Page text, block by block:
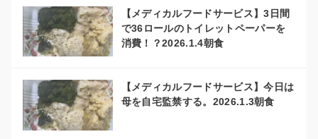
【メディカルフードサービス】3日間
で36ロールのトイレットペーパーを
消費！？2026.1.4朝食
【メディカルフードサービス】今日は
母を自宅監禁する。2026.1.3朝食